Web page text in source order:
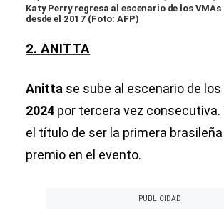
Katy Perry regresa al escenario de los
desde el 2017 (Foto: AFP)
2. ANITTA
Anitta se sube al escenario de los
2024 por tercera vez consecutiva.
el título de ser la primera
premio en el evento.